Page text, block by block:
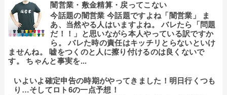
闇営業・敷金精算・戻ってこない
今話題の闇営業 今話題ですよね「闇営業」 ま
あ、当然やる人はいますよね。 バレたら「問題
だ！！」と思いながら本人やっている訳ですか
ら。 バレた時の責任はキッチリとらないといけ
ませんね。 嘘をつくのと人に擦り付けるのは良くないで
す。 ちゃんと事実を...
いよいよ確定申告の時期がやってきました！明日行くつも
り…そしてロト6の一点予想！